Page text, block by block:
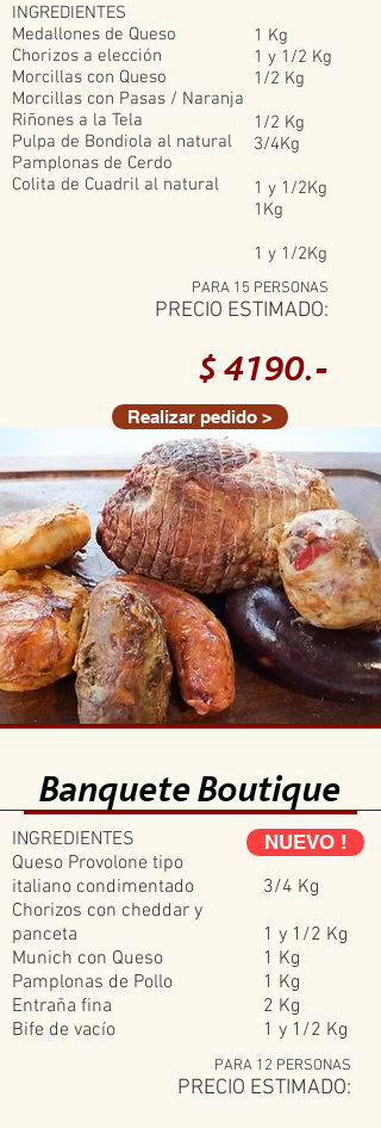
INGREDIENTES
Medallones de Queso
Chorizos a elección
Morcillas con Queso
Morcillas con Pasas / Naranja
Riñones a la Tela
Pulpa de Bondiola al natural
Pamplonas de Cerdo
Colita de Cuadril al natural
1 Kg
1 y 1/2 Kg
1/2 Kg
1/2 Kg
3/4Kg
1 y 1/2Kg
1Kg
1 y 1/2Kg
PARA 15 PERSONAS
PRECIO ESTIMADO:
$ 4190.-
Realizar pedido >
Banquete Boutique
INGREDIENTES
Queso Provolone tipo
italiano condimentado
Chorizos con cheddar y
panceta
Munich con Queso
Pamplonas de Pollo
Entraña fina
Bife de vacío
3/4 Kg
1 y 1/2 Kg
1 Kg
1 Kg
2 Kg
1 y 1/2 Kg
NUEVO !
PARA 12 PERSONAS
PRECIO ESTIMADO: